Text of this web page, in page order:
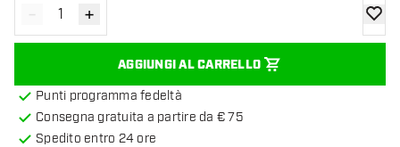
Diminuisci quantità
- Aumenta quantità
+
AGGIUNGI AL CARRELLO
Punti programma fedeltà
Consegna gratuita a partire da € 75
Spedito entro 24 ore